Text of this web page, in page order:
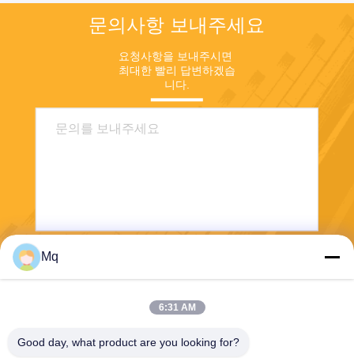
문의사항 보내주세요
요청사항을 보내주시면
최대한 빨리 답변하겠습
니다.
Mq
6:31 AM
Good day, what product are you looking for?